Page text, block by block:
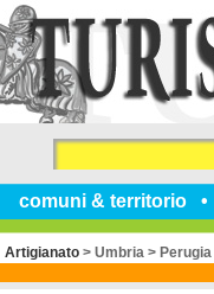
comuni & territorio
Artigianato > Umbria > Perugia